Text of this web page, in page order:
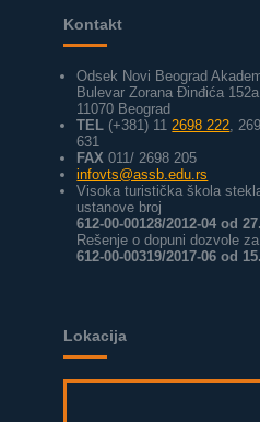
Kontakt
Odsek Novi Beograd
Bulevar Zorana Đinđića 152a
11070 Beograd
TEL (+381) 11 2698 222 ,
631
FAX 011/ 2698 205
infovts@assb.edu.rs
Visoka turistička škola
ustanove broj
612-00-00128/2012-04 od
Rešenje o dopuni dozvole
612-00-00319/2017-06 od
Lokacija